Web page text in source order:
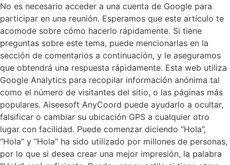
No es necesario acceder a una cuenta de Google para
participar en una reunión. Esperamos que este artículo te
acomode sobre cómo hacerlo rápidamente. Si tiene
preguntas sobre este tema, puede mencionarlas en la
sección de comentarios a continuación, y le aseguramos
que obtendrá una respuesta rápidamente. Esta web utiliza
Google Analytics para recopilar información anónima tal
como el número de visitantes del sitio, o las páginas más
populares. Aiseesoft AnyCoord puede ayudarlo a ocultar,
falsificar o cambiar su ubicación GPS a cualquier otro
lugar con facilidad. Puede comenzar diciendo “Hola”,
“Hola” y “Hola” ha sido utilizado por millones de personas,
por lo que si desea crear una mejor impresión, la palabra